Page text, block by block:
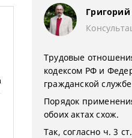
Трудовые
кодексом РФ и
гражданской
Порядок
обоих актах схож.
Так, согласно ч. 3